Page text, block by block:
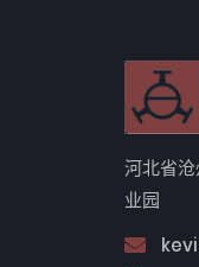
河北省
业园